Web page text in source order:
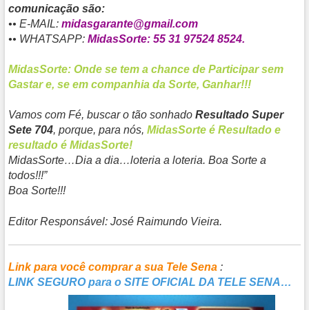
comunicação são:
•• E-MAIL:midasgarante@gmail.com
•• WHATSAPP:MidasSorte: 55 31 97524 8524.
MidasSorte: Onde se tem a chance de Participar sem
Gastar e, se em companhia da Sorte, Ganhar!!!
Vamos com Fé, buscar o tão sonhadoResultado Super
Sete 704, porque, para nós,MidasSorte é Resultado e
resultado é MidasSorte!
MidasSorte…Dia a dia…loteria a loteria. Boa Sorte a
todos!!!”
Boa Sorte!!!
Editor Responsável:José Raimundo Vieira.
Link para você comprar a sua Tele Sena:
LINK SEGURO para o SITE OFICIAL DA TELE SENA…